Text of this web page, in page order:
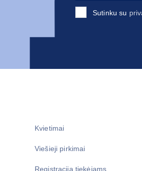
Sutinku su
Kvietimai
Viešieji pirkimai
Registracija tiekėjams